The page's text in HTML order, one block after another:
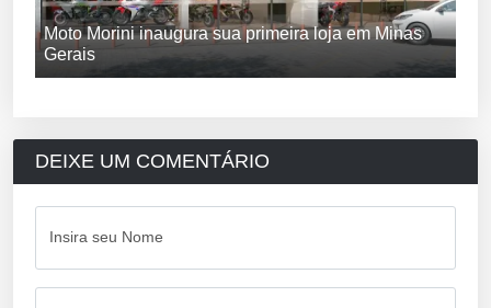
Moto Morini inaugura sua primeira loja em Minas
Gerais
DEIXE UM COMENTÁRIO
Insira seu Nome